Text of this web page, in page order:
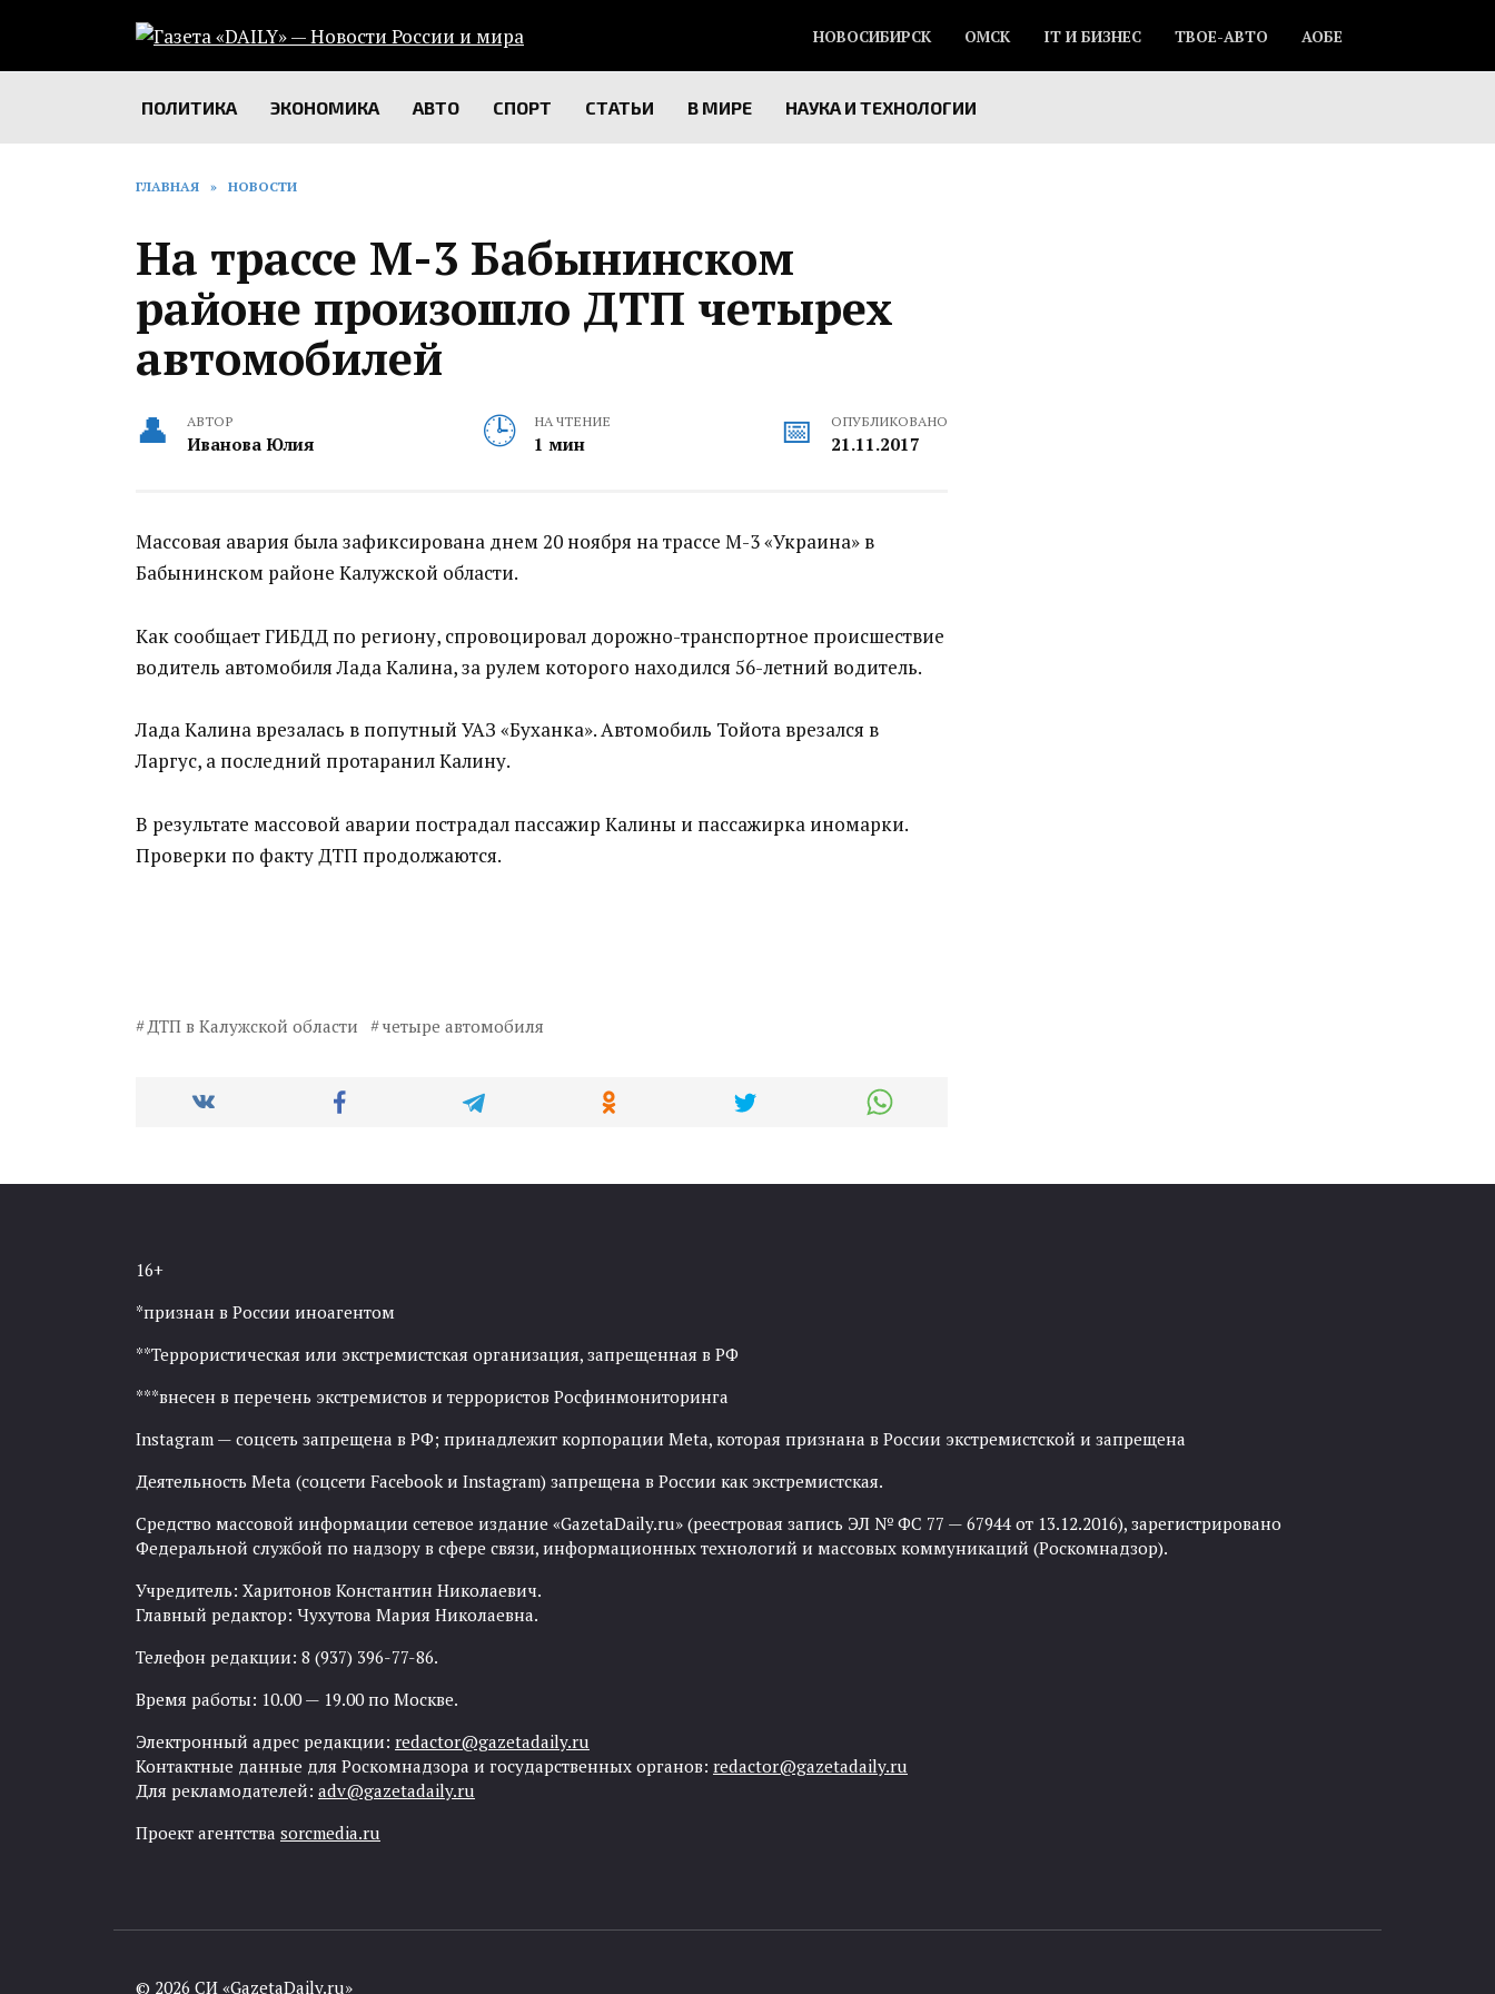
содержанию
НОВОСИБИРСК ОМСК IT И БИЗНЕС ТВОЕ-АВТО АОБЕ
ПОЛИТИКА ЭКОНОМИКА АВТО СПОРТ СТАТЬИ В МИРЕ НАУКА И ТЕХНОЛОГИИ
ГЛАВНАЯ » НОВОСТИ
На трассе М-3 Бабынинском
районе произошло ДТП четырех
автомобилей‍
АВТОР
Иванова Юлия
НА ЧТЕНИЕ
1 мин
ОПУБЛИКОВАНО
21.11.2017
Массовая авария была зафиксирована днем 20 ноября на трассе М-3 «Украина» в
Бабынинском районе Калужской области.
Как сообщает ГИБДД по региону, спровоцировал дорожно-транспортное происшествие
водитель автомобиля Лада Калина, за рулем которого находился 56-летний водитель.
Лада Калина врезалась в попутный УАЗ «Буханка». Автомобиль Тойота врезался в
Ларгус, а последний протаранил Калину.
В результате массовой аварии пострадал пассажир Калины и пассажирка иномарки.
Проверки по факту ДТП продолжаются.
ДТП в Калужской области четыре автомобиля
16+
*признан в России иноагентом
**Террористическая или экстремистская организация, запрещенная в РФ
***внесен в перечень экстремистов и террористов Росфинмониторинга
Instagram — соцсеть запрещена в РФ; принадлежит корпорации Meta, которая признана в России экстремистской и запрещена
Деятельность Meta (соцсети Facebook и Instagram) запрещена в России как экстремистская.
Средство массовой информации сетевое издание «GazetaDaily.ru» (реестровая запись ЭЛ № ФС 77 — 67944 от 13.12.2016), зарегистрировано
Федеральной службой по надзору в сфере связи, информационных технологий и массовых коммуникаций (Роскомнадзор).
Учредитель: Харитонов Константин Николаевич.
Главный редактор: Чухутова Мария Николаевна.
Телефон редакции: 8 (937) 396-77-86.
Время работы: 10.00 — 19.00 по Москве.
Электронный адрес редакции: redactor@gazetadaily.ru
Контактные данные для Роскомнадзора и государственных органов: redactor@gazetadaily.ru
Для рекламодателей: adv@gazetadaily.ru
Проект агентства sorcmedia.ru
© 2026 СИ «GazetaDaily.ru»